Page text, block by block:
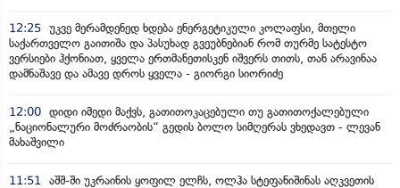
12:25 უკვე მერამდენედ ხდება ენერგეტიკული კოლაფსი, მთელი
საქართველო გაითიშა და პასუხად გვეუბნებიან რომ თურმე სატესტო
ვერსიები ჰქონიათ, ყველა ერთმანეთისკენ იშვერს თითს, თან არავინაა
დამნაშავე და ამავე დროს ყველა - გიორგი სიორიძე
12:00 დიდი იმედი მაქვს, გათითოკაცებული თუ გათითოქალებული
„ნაციონალური მოძრაობის“ გედის ბოლო სიმღერას ვხედავთ - ლევან
მახაშვილი
11:51 აშშ-ში უკრაინის ყოფილ ელჩს, ოლჰა სტეფანიშინას აღკვეთის